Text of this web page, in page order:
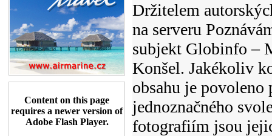
Content on this page
requires a newer version of
Adobe Flash Player.
Držitelem
na serveru
subjekt Globinfo –
Konšel. Jakékoliv
obsahu je povoleno
jednoznačného
fotografiím jsou